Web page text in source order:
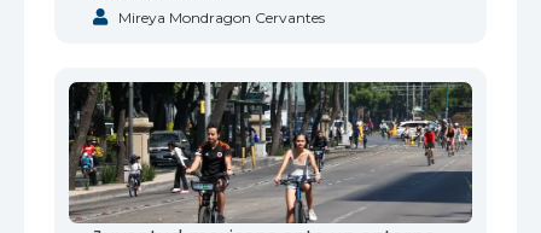
Mireya Mondragon Cervantes